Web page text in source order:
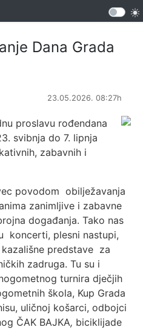
Dana Grada
23.05.2026. 08:27h
proslavu rođendana
svibnja do 7. lipnja
zabavnih i
povodom obilježavanja
zanimljive i zabavne
događanja. Tako nas
koncerti, plesni nastupi,
predstave za
zadruga. Tu su i
turnira dječjih
škola, Kup Grada
uličnoj košarci, odbojci
ČAK BAJKA, biciklijade